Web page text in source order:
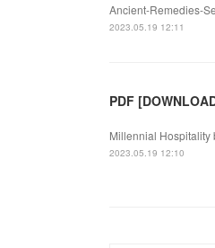
Ancient-Remedies-
2023.05.19 12:11
PDF
Millennial Hospitality
2023.05.19 12:10